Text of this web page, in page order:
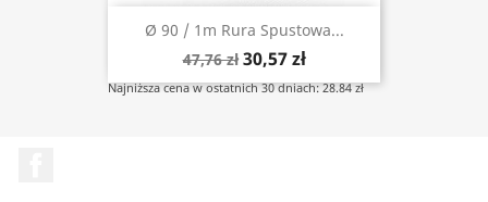
Ø 90 / 1m Rura Spustowa...
47,76 zł 30,57 zł
Najniższa cena w ostatnich 30 dniach: 28.84 zł